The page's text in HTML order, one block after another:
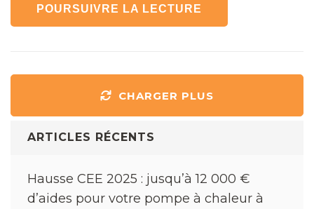
POURSUIVRE LA LECTURE
CHARGER PLUS
ARTICLES RÉCENTS
Hausse CEE 2025 : jusqu’à 12 000 €
d’aides pour votre pompe à chaleur à